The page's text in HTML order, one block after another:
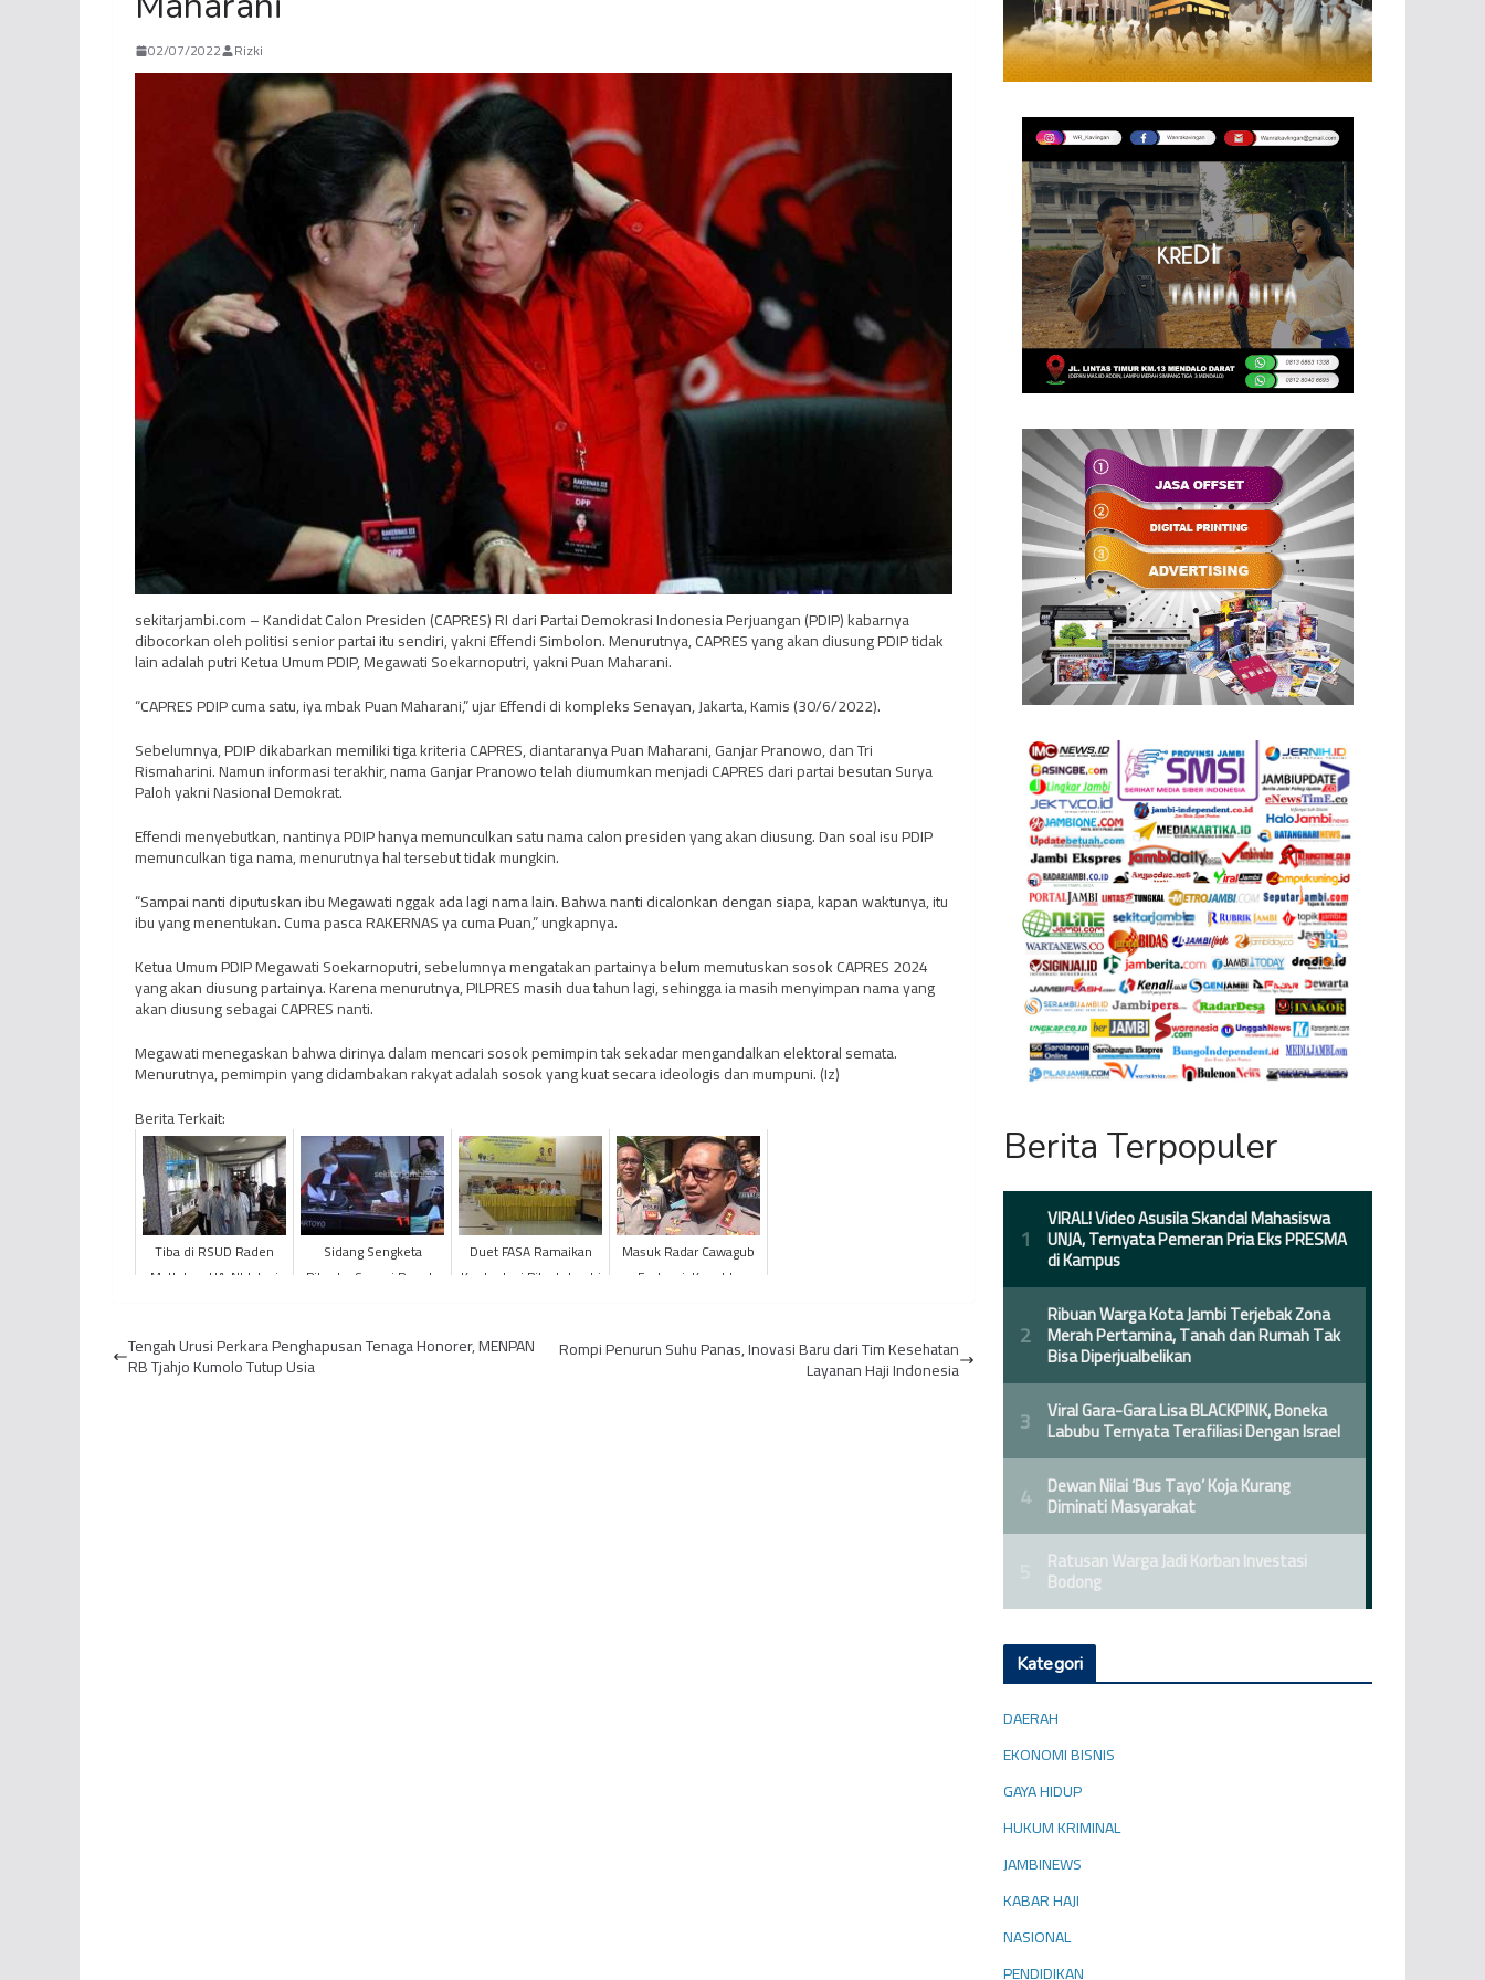
02/07/2022 Rizki
sekitarjambi.com – Kandidat Calon Presiden (CAPRES) RI dari Partai Demokrasi Indonesia Perjuangan (PDIP) kabarnya
dibocorkan oleh politisi senior partai itu sendiri, yakni Effendi Simbolon. Menurutnya, CAPRES yang akan diusung PDIP tidak
lain adalah putri Ketua Umum PDIP, Megawati Soekarnoputri, yakni Puan Maharani.
“CAPRES PDIP cuma satu, iya mbak Puan Maharani,” ujar Effendi di kompleks Senayan, Jakarta, Kamis (30/6/2022).
Sebelumnya, PDIP dikabarkan memiliki tiga kriteria CAPRES, diantaranya Puan Maharani, Ganjar Pranowo, dan Tri
Rismaharini. Namun informasi terakhir, nama Ganjar Pranowo telah diumumkan menjadi CAPRES dari partai besutan Surya
Paloh yakni Nasional Demokrat.
Effendi menyebutkan, nantinya PDIP hanya memunculkan satu nama calon presiden yang akan diusung. Dan soal isu PDIP
memunculkan tiga nama, menurutnya hal tersebut tidak mungkin.
“Sampai nanti diputuskan ibu Megawati nggak ada lagi nama lain. Bahwa nanti dicalonkan dengan siapa, kapan waktunya, itu
ibu yang menentukan. Cuma pasca RAKERNAS ya cuma Puan,” ungkapnya.
Ketua Umum PDIP Megawati Soekarnoputri, sebelumnya mengatakan partainya belum memutuskan sosok CAPRES 2024
yang akan diusung partainya. Karena menurutnya, PILPRES masih dua tahun lagi, sehingga ia masih menyimpan nama yang
akan diusung sebagai CAPRES nanti.
Megawati menegaskan bahwa dirinya dalam mencari sosok pemimpin tak sekadar mengandalkan elektoral semata.
Menurutnya, pemimpin yang didambakan rakyat adalah sosok yang kuat secara ideologis dan mumpuni. (Iz)
Berita Terkait:
Tiba di RSUD Raden
Mattaher, HA-NI Jalani
Sidang Sengketa
Pilwako Sungai Penuh,
Admi...
Duet FASA Ramaikan
Kontestasi Pilgub Jambi
Masuk Radar Cawagub
Fachrori, Kapolda
Tengah Urusi Perkara Penghapusan Tenaga Honorer, MENPAN
RB Tjahjo Kumolo Tutup Usia
Rompi Penurun Suhu Panas, Inovasi Baru dari Tim Kesehatan
Layanan Haji Indonesia
Berita Terpopuler
Kategori
DAERAH
EKONOMI BISNIS
GAYA HIDUP
HUKUM KRIMINAL
JAMBINEWS
KABAR HAJI
NASIONAL
PENDIDIKAN